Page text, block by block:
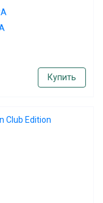
Купить